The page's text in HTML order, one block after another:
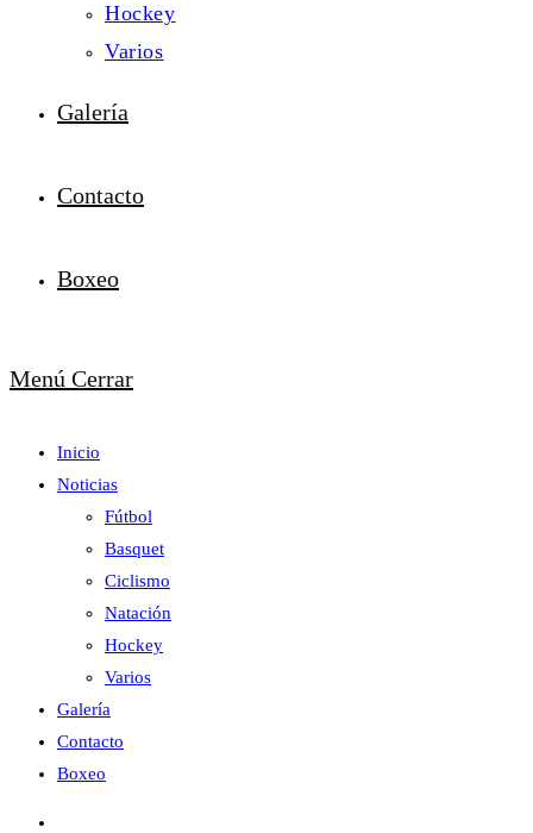
Hockey
Varios
Galería
Contacto
Boxeo
Menú Cerrar
Inicio
Noticias
Fútbol
Basquet
Ciclismo
Natación
Hockey
Varios
Galería
Contacto
Boxeo